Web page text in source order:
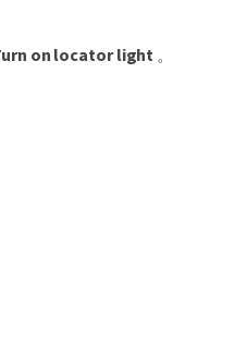
on locator light 。